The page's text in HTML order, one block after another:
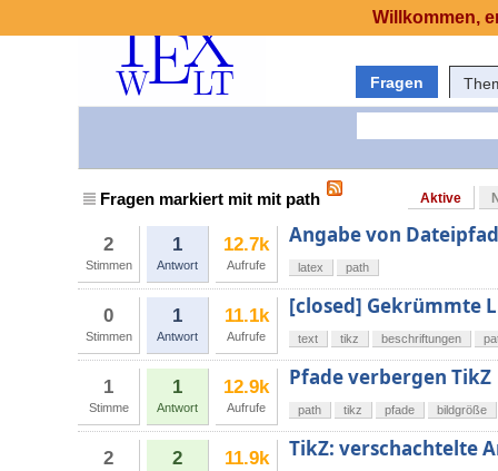
Fragen
Fragen markiert mit mit path Aktive
2
Stimmen
1
Antwort
12.7k
Aufrufe
Angabe von
latex path
0
Stimmen
1
Antwort
11.1k
Aufrufe
[closed] Gekrümmte
text tikz beschriftungen
1
Stimme
1
Antwort
12.9k
Aufrufe
Pfade verbergen TikZ
path tikz pfade bildgröße
2 2 11.9k TikZ: verschachtelte
Willkommen,